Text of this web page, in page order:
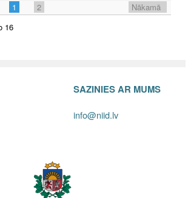
1 2
Nākamā
16
SAZINIES AR MUMS
info@niid.lv